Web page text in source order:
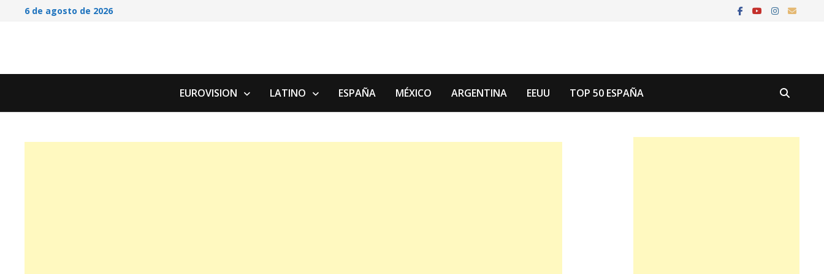
Saltar6 de agosto de 2026
EUROVISION LATINO ESPAÑA MÉXICO ARGENTINA EEUU TOP 50 ESPAÑA